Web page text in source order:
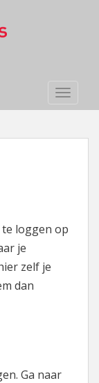
loggen op
je
zelf je
dan
Ga naar